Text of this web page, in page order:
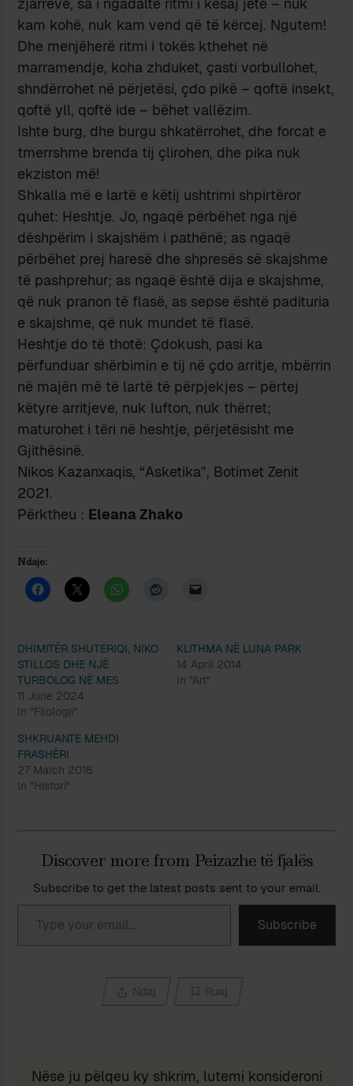
kam kohë, nuk kam vend që të kërcej. Ngutem!
Dhe menjëherë ritmi i tokës kthehet në
marramendje, koha zhduket, çasti vorbullohet,
shndërrohet në përjetësi, çdo pikë – qoftë insekt,
qoftë yll, qoftë ide – bëhet vallëzim.
Ishte burg, dhe burgu shkatërrohet, dhe forcat e
tmerrshme brenda tij çlirohen, dhe pika nuk
ekziston më!
Shkalla më e lartë e këtij ushtrimi shpirtëror
quhet: Heshtje. Jo, ngaqë përbëhet nga një
dëshpërim i skajshëm i pathënë; as ngaqë
përbëhet prej haresë dhe shpresës së skajshme
të pashprehur; as ngaqë është dija e skajshme,
që nuk pranon të flasë, as sepse është padituria
e skajshme, që nuk mundet të flasë.
Heshtje do të thotë: Çdokush, pasi ka
përfunduar shërbimin e tij në çdo arritje, mbërrin
në majën më të lartë të përpjekjes – përtej
këtyre arritjeve, nuk lufton, nuk thërret;
maturohet i tëri në heshtje, përjetësisht me
Gjithësinë.
Nikos Kazanxaqis, “Asketika”, Botimet Zenit
2021.
Përktheu : Eleana Zhako
Ndaje:
DHIMITËR SHUTERIQI, NIKO
STILLOS DHE NJË
TURBOLOG NË MES
11 June 2024
In "Filologji"
KLITHMA NË LUNA PARK
14 April 2014
In "Art"
SHKRUANTE MEHDI
FRASHËRI
27 March 2018
In "Histori"
Discover more from Peizazhe të fjalës
Subscribe to get the latest posts sent to your email.
Type your email…
Subscribe
Ndaj Ruaj
Nëse ju pëlqeu ky shkrim, lutemi konsideroni